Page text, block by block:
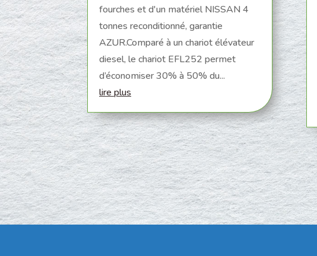
fourches et d'un matériel NISSAN 4
tonnes reconditionné, garantie
AZUR.Comparé à un chariot élévateur
diesel, le chariot EFL252 permet
d’économiser 30% à 50% du...
lire plus